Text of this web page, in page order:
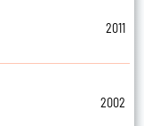
2011
2002